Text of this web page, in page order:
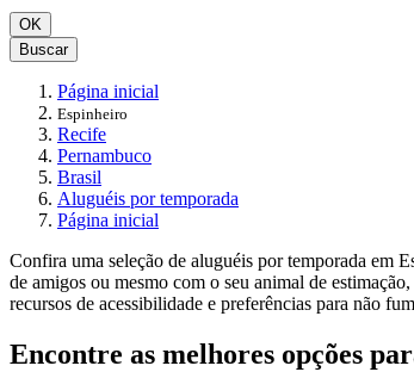
OK
Buscar
Página inicial
Espinheiro
Recife
Pernambuco
Brasil
Aluguéis por temporada
Página inicial
Confira uma seleção de aluguéis por temporada em
de amigos ou mesmo com o seu animal de
recursos de acessibilidade e preferências para não
Encontre as melhores opções